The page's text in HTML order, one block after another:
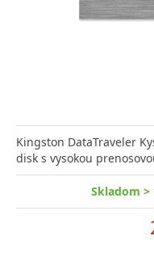
Kingston DataTraveler
disk s vysokou
Skladom >